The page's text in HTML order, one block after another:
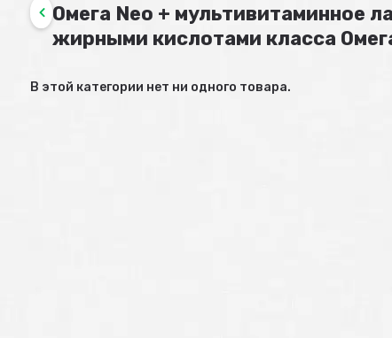
Омега Neo + мультивитаминное
жирными кислотами класса
В этой категории нет ни одного товара.